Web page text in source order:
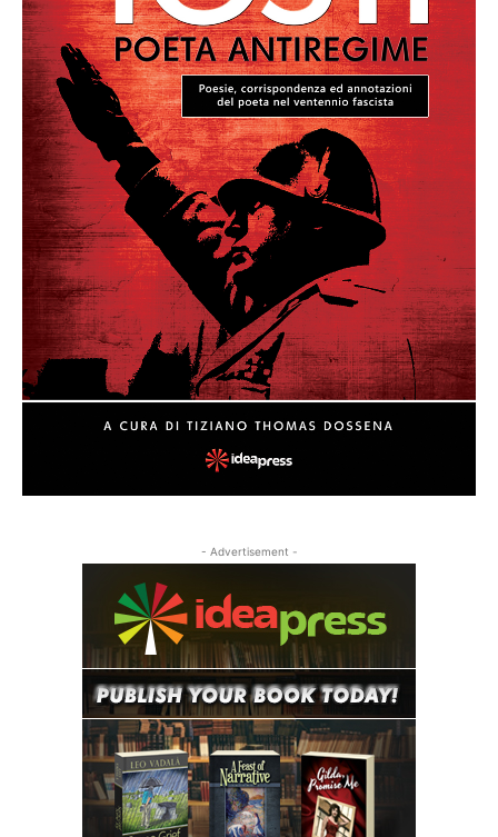
- Advertisement -